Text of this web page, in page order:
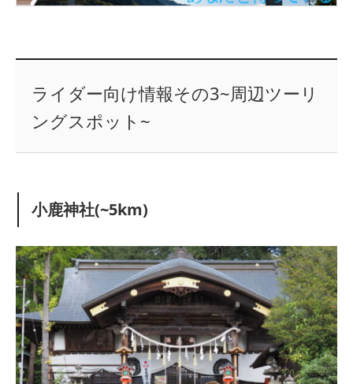
ライダー向け情報その3~周辺ツーリ
ングスポット~
小鹿神社(~5km)